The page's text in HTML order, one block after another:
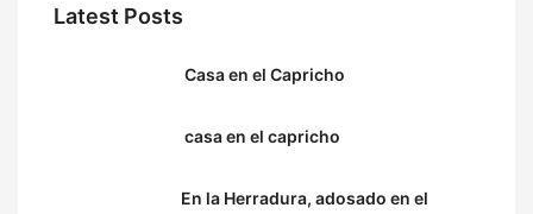
Latest Posts
Casa en el Capricho
casa en el capricho
En la Herradura, adosado en el